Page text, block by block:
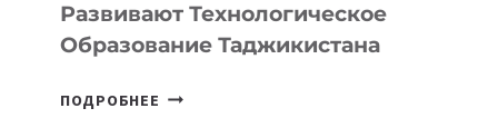
Развивают Технологическое
Образование Таджикистана
ПОДРОБНЕЕ 6